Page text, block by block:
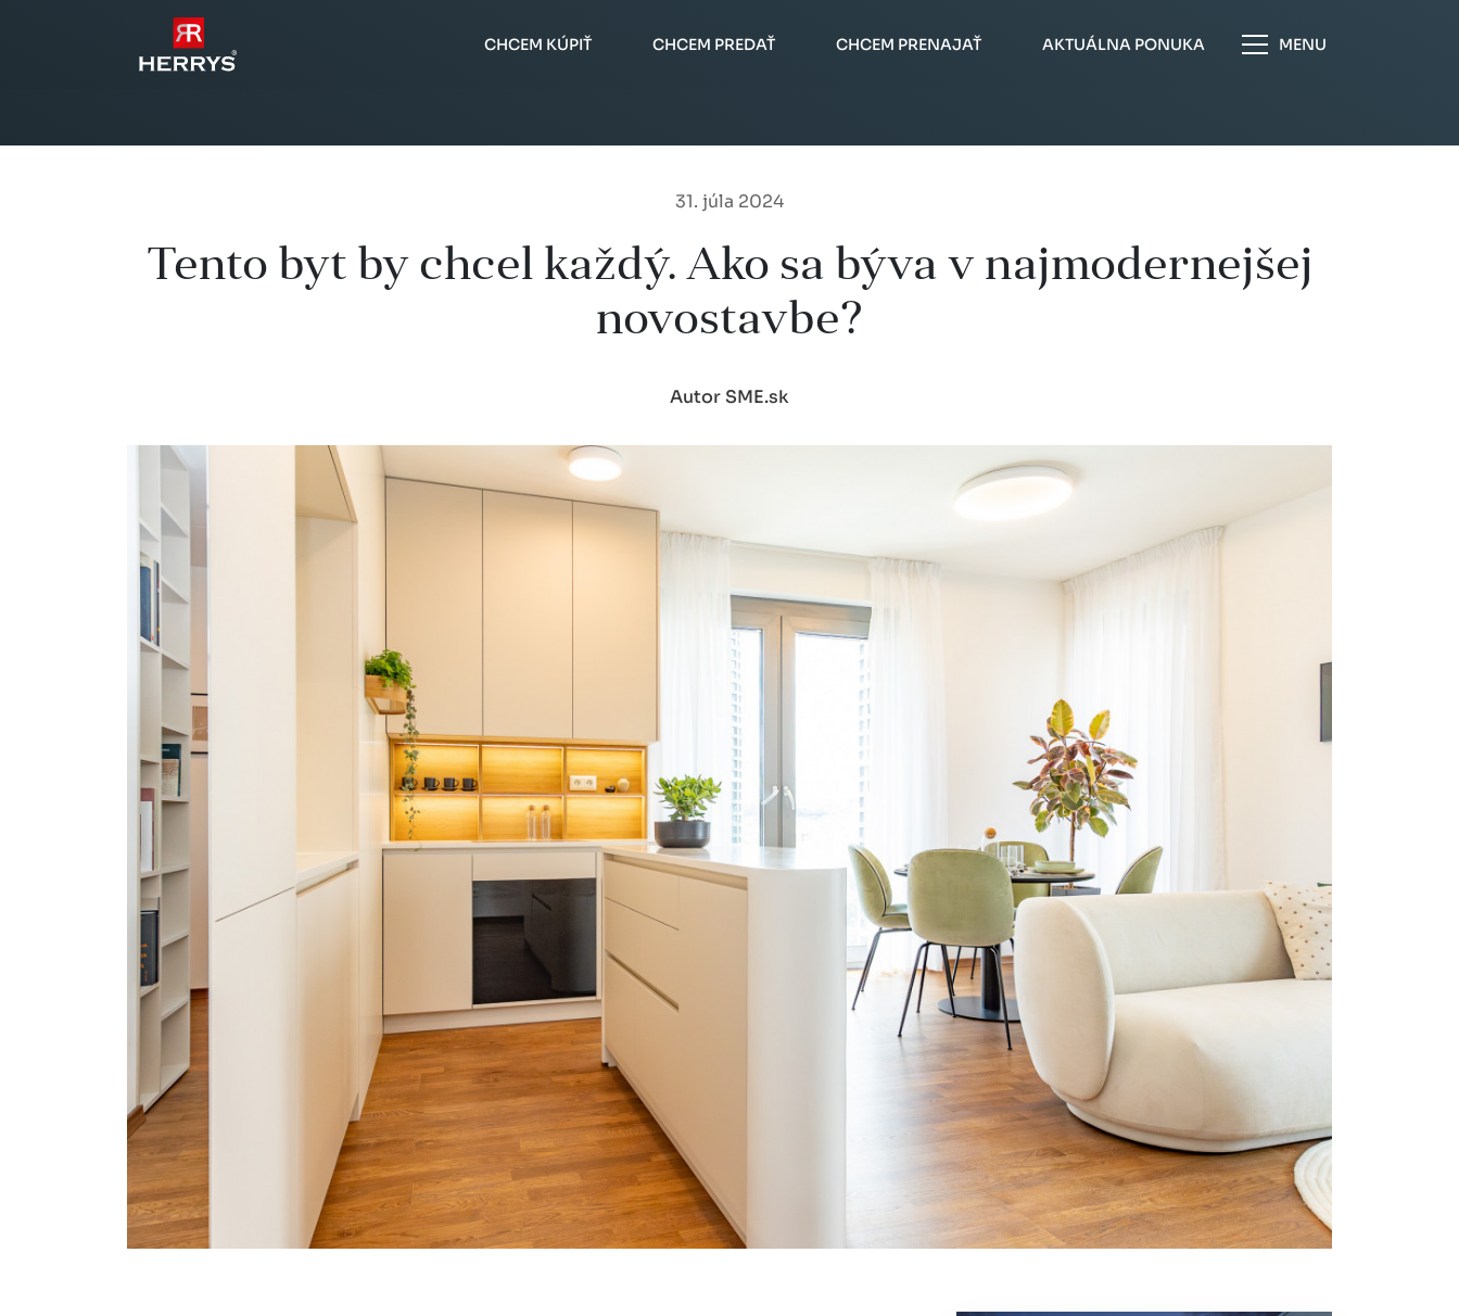
CHCEM KÚPIŤ CHCEM PREDAŤ CHCEM PRENAJAŤ AKTUÁLNA PONUKA MENU
31. júla 2024
Tento byt by chcel každý. Ako sa býva v najmodernejšej
novostavbe?
Autor SME.sk